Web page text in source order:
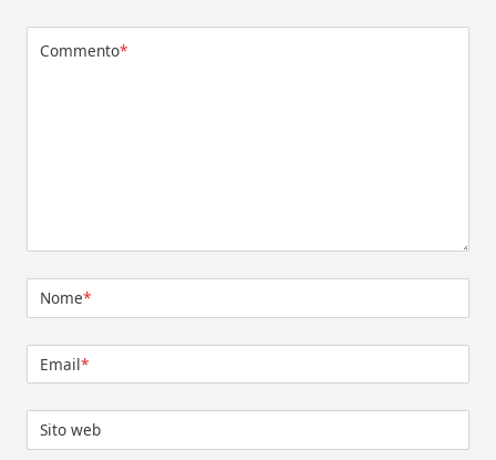
Commento*
Nome*
Email*
Sito web